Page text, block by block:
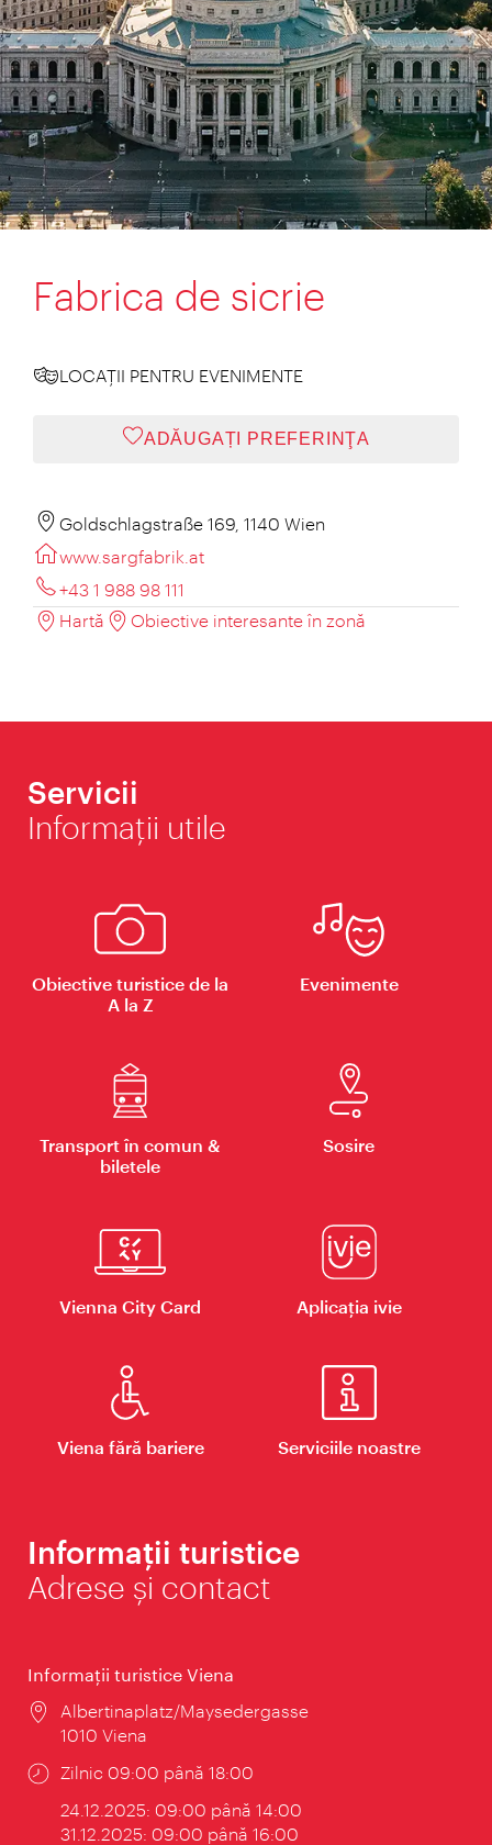
Fabrica de sicrie
LOCAŢII PENTRU EVENIMENTE
ADĂUGAȚI PREFERINŢA
Goldschlagstraße 169, 1140 Wien
www.sargfabrik.at
+43 1 988 98 111
Hartă
Obiective interesante în zonă
Servicii
Informaţii utile
Obiective turistice de la
A la Z
Evenimente
Transport în comun &
biletele
Sosire
Vienna City Card Aplicaţia ivie
Viena fără bariere Serviciile noastre
Informații turistice
Adrese și contact
Informaţii turistice Viena
Locul:
Albertinaplatz/Maysedergasse
1010 Viena
Program:
Zilnic 09:00 până 18:00
24.12.2025: 09:00 până 14:00
31.12.2025: 09:00 până 16:00